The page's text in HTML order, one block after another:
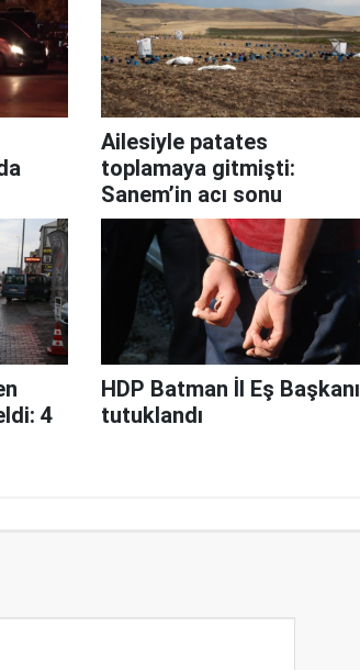
Ailesiyle patates
toplamaya gitmişti:
Sanem’in acı sonu
4
HDP Batman İl Eş Başkanı
tutuklandı